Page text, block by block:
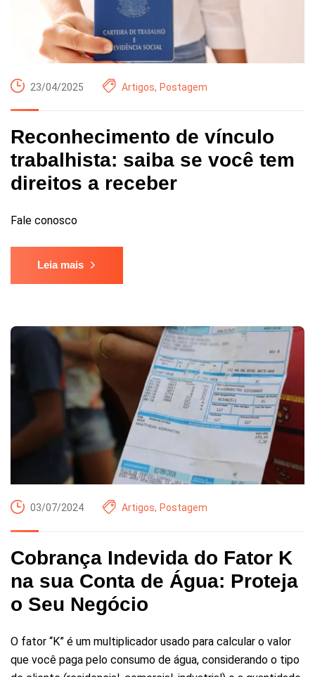
23/04/2025 Artigos, Postagem
Reconhecimento de vínculo
trabalhista: saiba se você tem
direitos a receber
Fale conosco
Leia mais
03/07/2024 Artigos, Postagem
Cobrança Indevida do Fator K
na sua Conta de Água: Proteja
o Seu Negócio
O fator “K” é um multiplicador usado para calcular o valor
que você paga pelo consumo de água, considerando o tipo